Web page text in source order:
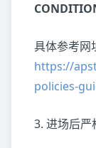
具体参考网
https://
policies-
3. 进场后严